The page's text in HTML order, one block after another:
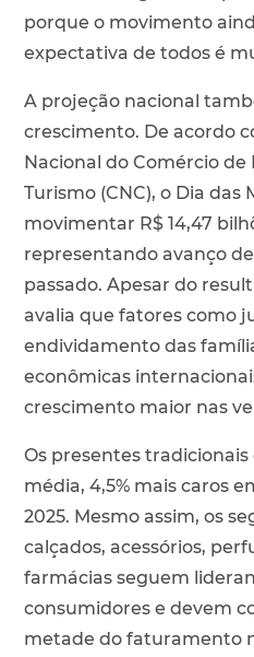
porque o movimento
expectativa de todos é
A projeção nacional
crescimento. De acordo
Nacional do Comércio de
Turismo (CNC), o Dia das
movimentar R$ 14,47
representando avanço de
passado. Apesar do
avalia que fatores como
endividamento das
econômicas
crescimento maior nas
Os presentes
média, 4,5% mais caros
2025. Mesmo assim, os
calçados, acessórios,
farmácias seguem
consumidores e devem
metade do faturamento